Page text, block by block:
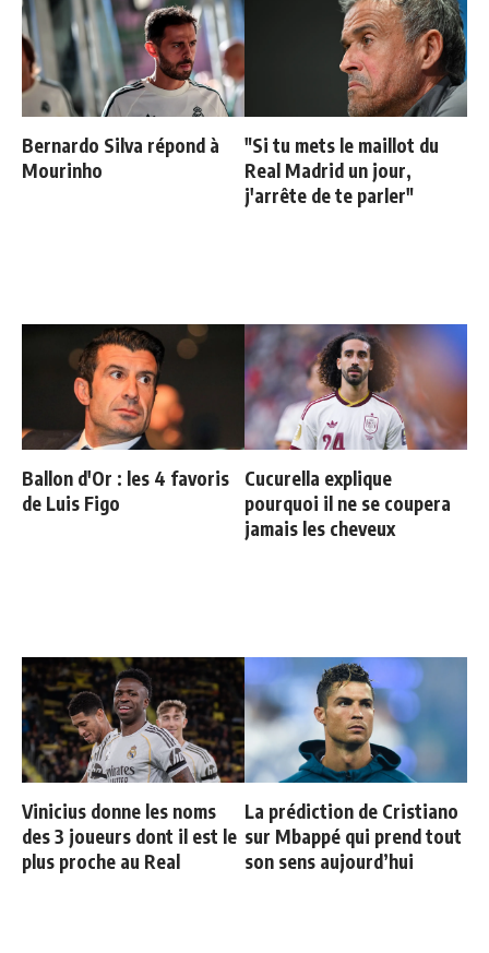
Bernardo Silva répond à
Mourinho
"Si tu mets le maillot du
Real Madrid un jour,
j'arrête de te parler"
Ballon d'Or : les 4 favoris
de Luis Figo
Cucurella explique
pourquoi il ne se coupera
jamais les cheveux
Vinicius donne les noms
des 3 joueurs dont il est le
plus proche au Real
La prédiction de Cristiano
sur Mbappé qui prend tout
son sens aujourd’hui